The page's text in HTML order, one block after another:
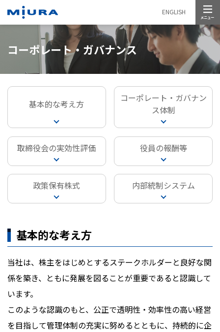
ENGLISH
コーポレート・ガバナンス
基本的な考え方
コーポレート・ガバナン
ス体制
取締役会の実効性評価 役員の報酬等
政策保有株式 内部統制システム
基本的な考え方
当社は、株主をはじめとするステークホルダーと良好な関
係を築き、ともに発展を図ることが重要であると認識して
います。
このような認識のもと、公正で透明性・効率性の高い経営
を目指して管理体制の充実に努めるとともに、持続的に企